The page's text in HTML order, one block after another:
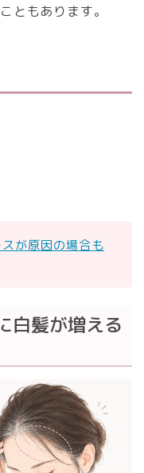
ともあります。
が原因の場合も
白髪が増える